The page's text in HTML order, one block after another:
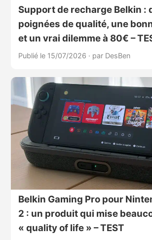
Support de recharge Belkin :
poignées de qualité, une
et un vrai dilemme à 80€ –
Publié le 15/07/2026 · par DesBen
Belkin Gaming Pro pour
2 : un produit qui mise
« quality of life » – TEST